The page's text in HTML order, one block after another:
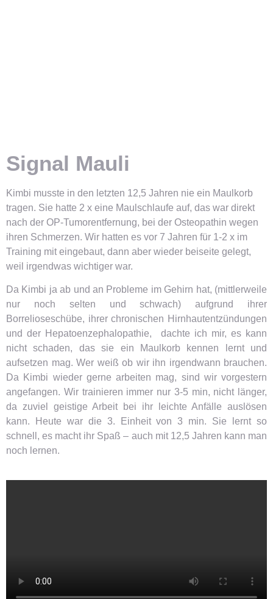
Signal Mauli
Kimbi musste in den letzten 12,5 Jahren nie ein Maulkorb
tragen. Sie hatte 2 x eine Maulschlaufe auf, das war direkt
nach der OP-Tumorentfernung, bei der Osteopathin wegen
ihren Schmerzen. Wir hatten es vor 7 Jahren für 1-2 x im
Training mit eingebaut, dann aber wieder beiseite gelegt,
weil irgendwas wichtiger war.
Da Kimbi ja ab und an Probleme im Gehirn hat, (mittlerweile
nur noch selten und schwach) aufgrund ihrer
Borrelioseschübe, ihrer chronischen Hirnhautentzündungen
und der Hepatoenzephalopathie, dachte ich mir, es kann
nicht schaden, das sie ein Maulkorb kennen lernt und
aufsetzen mag. Wer weiß ob wir ihn irgendwann brauchen.
Da Kimbi wieder gerne arbeiten mag, sind wir vorgestern
angefangen. Wir trainieren immer nur 3-5 min, nicht länger,
da zuviel geistige Arbeit bei ihr leichte Anfälle auslösen
kann. Heute war die 3. Einheit von 3 min. Sie lernt so
schnell, es macht ihr Spaß – auch mit 12,5 Jahren kann man
noch lernen.